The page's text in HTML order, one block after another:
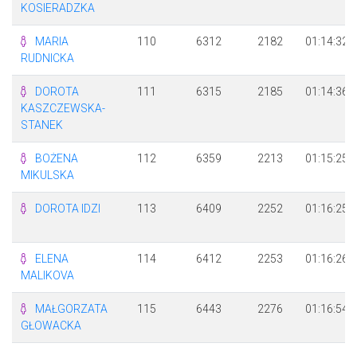
KOSIERADZKA
MARIA
RUDNICKA
110 6312 2182 01:14:32
DOROTA
KASZCZEWSKA-
STANEK
111 6315 2185 01:14:36
BOŻENA
MIKULSKA
112 6359 2213 01:15:25
DOROTA IDZI 113 6409 2252 01:16:25
ELENA
MALIKOVA
114 6412 2253 01:16:26
MAŁGORZATA
GŁOWACKA
115 6443 2276 01:16:54